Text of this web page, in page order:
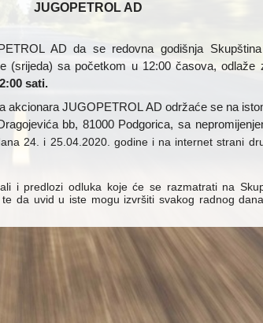
JUGOPETROL AD
AD da se redovna godišnja
(srijeda) sa početkom u 12:00 časova, odlaže
sati.
akcionara JUGOPETROL AD održaće se na
bb, 81000 Podgorica, sa
24. i 25.04.2020. godine i na internet strani
i predlozi odluka koje će se razmatrati na
da uvid u iste mogu izvršiti svakog radnog
Društva i na internet stranici:
se dobiti putem telefona: +382 20 401 802.